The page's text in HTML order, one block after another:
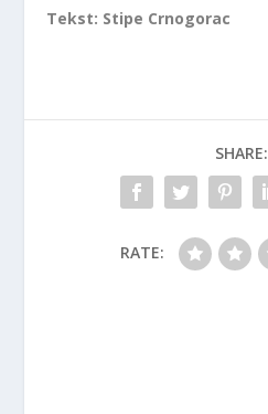
Tekst: Stipe Crnogorac
SHARE:
RATE: